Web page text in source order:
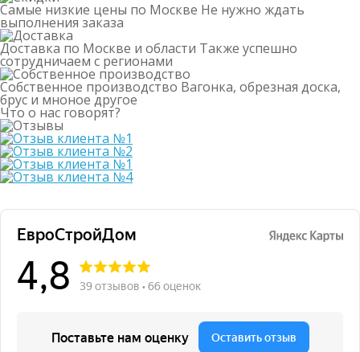
Самые низкие цены по Москве Не нужно ждать
выполнения заказа
Доставка по Москве и области Также успешно
сотрудничаем с регионами
Собственное производство Вагонка, обрезная доска,
брус и мноное другое
Что о нас говорят?